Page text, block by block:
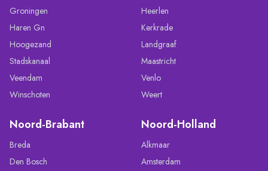
Groningen
Haren Gn
Hoogezand
Stadskanaal
Veendam
Winschoten
Heerlen
Kerkrade
Landgraaf
Maastricht
Venlo
Weert
Noord-Brabant
Breda
Den Bosch
Noord-Holland
Alkmaar
Amsterdam